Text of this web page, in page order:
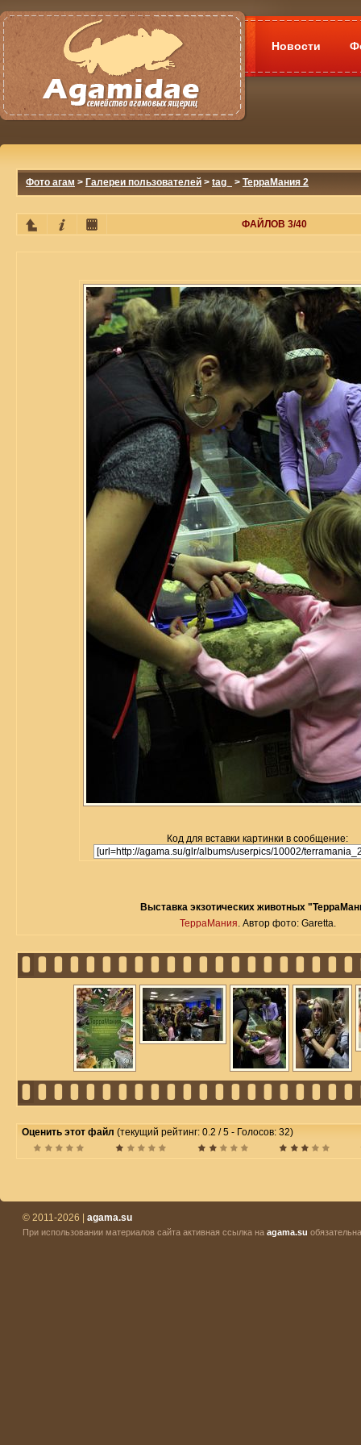
Новости
Фото агам > Галереи пользователей > tag_ > ТерраМания 2
ФАЙЛОВ 3/40
Код для вставки картинки в сообщение:
Выставка экзотических животных
ТерраМания. Автор фото: Garetta.
Оценить этот файл (текущий рейтинг: 0.2 / 5 - Голосов: 32)
© 2011-2026 | agama.su
При использовании материалов сайта активная ссылка на agama.su